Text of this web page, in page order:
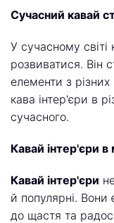
Сучасний кавай
У сучасному
розвиватися. Він
елементи з
кава інтер'єри в
сучасного.
Кавай інтер'єри в
Кавай інтер'єри
й популярні.
до щастя та